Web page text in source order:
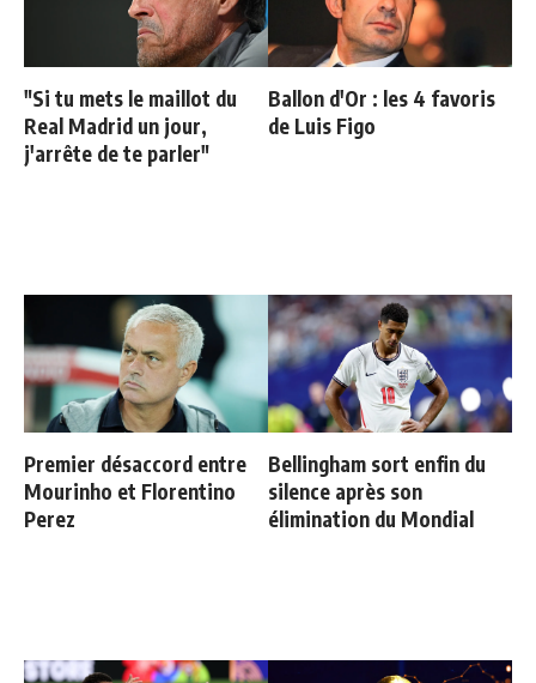
"Si tu mets le maillot du
Real Madrid un jour,
j'arrête de te parler"
Ballon d'Or : les 4 favoris
de Luis Figo
Premier désaccord entre
Mourinho et Florentino
Perez
Bellingham sort enfin du
silence après son
élimination du Mondial